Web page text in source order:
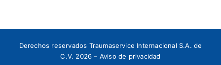
Derechos reservados Traumaservice Internacional S.A. de
C.V. 2026 – Aviso de privacidad